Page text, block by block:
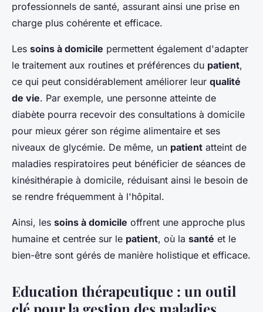
professionnels de santé, assurant ainsi une prise en
charge plus cohérente et efficace.
Les soins à domicile permettent également d'adapter
le traitement aux routines et préférences du patient,
ce qui peut considérablement améliorer leur qualité
de vie. Par exemple, une personne atteinte de
diabète pourra recevoir des consultations à domicile
pour mieux gérer son régime alimentaire et ses
niveaux de glycémie. De même, un patient atteint de
maladies respiratoires peut bénéficier de séances de
kinésithérapie à domicile, réduisant ainsi le besoin de
se rendre fréquemment à l'hôpital.
Ainsi, les soins à domicile offrent une approche plus
humaine et centrée sur le patient, où la santé et le
bien-être sont gérés de manière holistique et efficace.
Education thérapeutique : un outil